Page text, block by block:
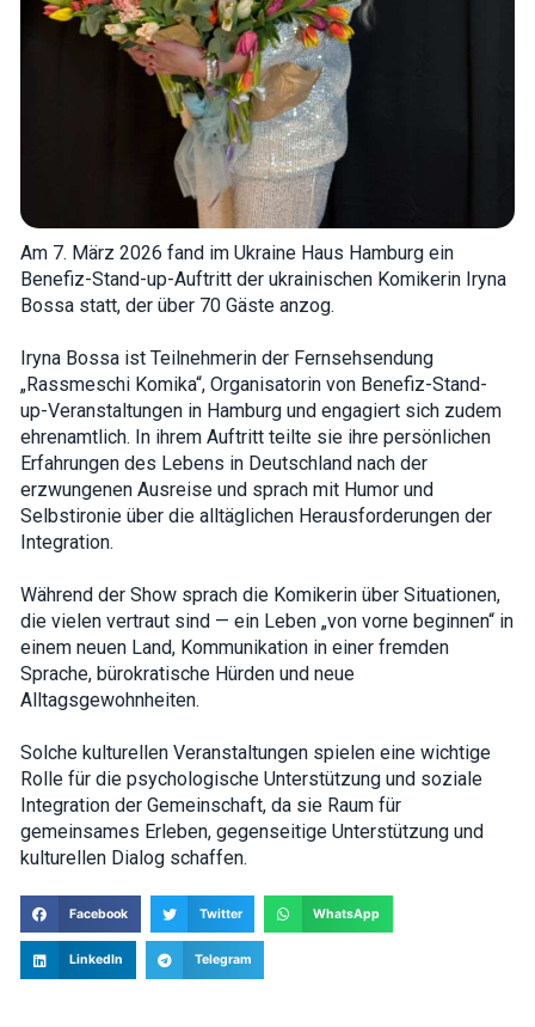
Am 7. März 2026 fand im Ukraine Haus Hamburg ein
Benefiz-Stand-up-Auftritt der ukrainischen Komikerin Iryna
Bossa statt, der über 70 Gäste anzog.
Iryna Bossa ist Teilnehmerin der Fernsehsendung
„Rassmeschi Komika“, Organisatorin von Benefiz-Stand-
up-Veranstaltungen in Hamburg und engagiert sich zudem
ehrenamtlich. In ihrem Auftritt teilte sie ihre persönlichen
Erfahrungen des Lebens in Deutschland nach der
erzwungenen Ausreise und sprach mit Humor und
Selbstironie über die alltäglichen Herausforderungen der
Integration.
Während der Show sprach die Komikerin über Situationen,
die vielen vertraut sind — ein Leben „von vorne beginnen“ in
einem neuen Land, Kommunikation in einer fremden
Sprache, bürokratische Hürden und neue
Alltagsgewohnheiten.
Solche kulturellen Veranstaltungen spielen eine wichtige
Rolle für die psychologische Unterstützung und soziale
Integration der Gemeinschaft, da sie Raum für
gemeinsames Erleben, gegenseitige Unterstützung und
kulturellen Dialog schaffen.
Facebook Twitter WhatsApp
LinkedIn Telegram
how the
website is
used.
Experience
In order for
our website
to perform
as well as
possible
during your
visit. If you
refuse these
cookies,
some
will
disappear
from the
website.
Marketing
By sharing
you visit our
increase the
chance of
seeing
personalized